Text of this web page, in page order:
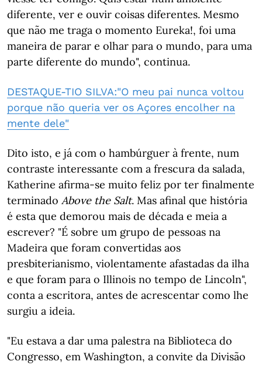
diferente, ver e ouvir coisas diferentes. Mesmo
que não me traga o momento Eureka!, foi uma
maneira de parar e olhar para o mundo, para uma
parte diferente do mundo", continua.
DESTAQUE-TIO SILVA:"O meu pai nunca voltou
porque não queria ver os Açores encolher na
mente dele"
Dito isto, e já com o hambúrguer à frente, num
contraste interessante com a frescura da salada,
Katherine afirma-se muito feliz por ter finalmente
terminado Above the Salt. Mas afinal que história
é esta que demorou mais de década e meia a
escrever? "É sobre um grupo de pessoas na
Madeira que foram convertidas aos
presbiterianismo, violentamente afastadas da ilha
e que foram para o Illinois no tempo de Lincoln",
conta a escritora, antes de acrescentar como lhe
surgiu a ideia.
"Eu estava a dar uma palestra na Biblioteca do
Congresso, em Washington, a convite da Divisão